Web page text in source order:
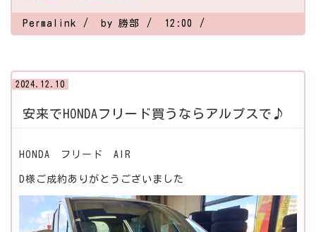
Permalink by 勝部 12:00
2024.12.10
安来でHONDAフリード買うならアルプスで♪
HONDA フリード AIR
D様ご成約ありがとうございました